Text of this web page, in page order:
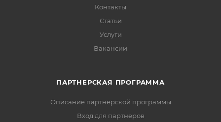
Контакты
Статьи
Услуги
Вакансии
ПАРТНЕРСКАЯ ПРОГРАММА
Описание партнерской программы
Вход для партнеров